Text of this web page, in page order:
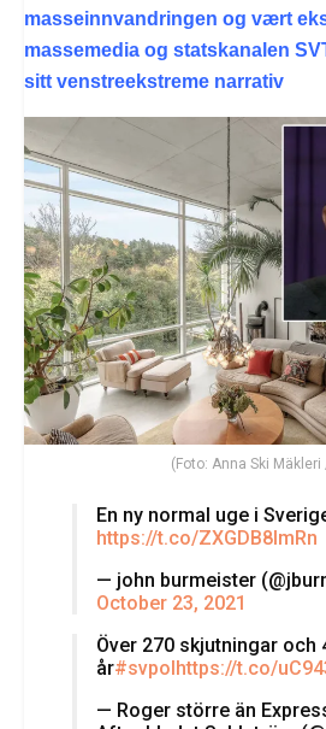
masseinnvandringen og vært
massemedia og statskanalen
sitt venstreekstreme narrativ
(Foto: Anna Ski Mäkleri
En ny normal uge i
https://t.co/ZXGDB8ImRn
— john burmeister
October 23, 2021
Över 270 skjutningar och
år#svpol https://t.co/
— Roger större än